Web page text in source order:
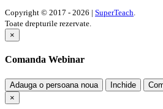
Copyright © 2017 - 2026 | SuperTeach.
Toate drepturile rezervate.
×
Comanda Webinar
Adauga o persoana noua Inchide
×